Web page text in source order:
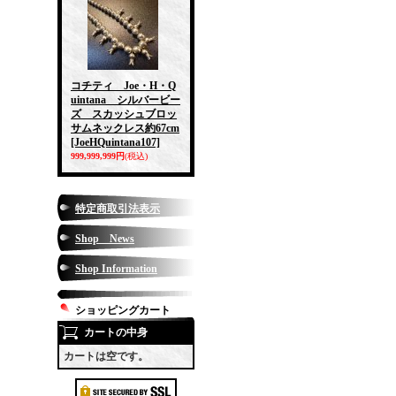
コチティ Joe・H・Q
uintana シルバービー
ズ スカッシュブロッ
サムネックレス約67cm
[JoeHQuintana107]
999,999,999円(税込)
特定商取引法表示
Shop News
Shop Information
ショッピングカート
カートの中身
カートは空です。